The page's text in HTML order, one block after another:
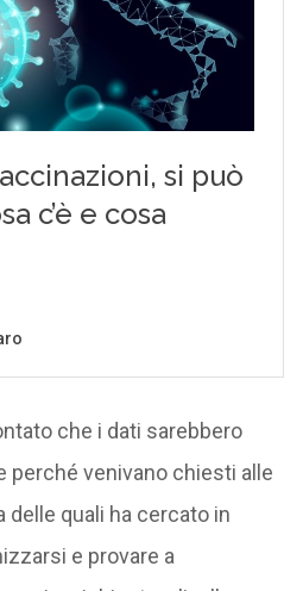
che i dati sarebbero
perché venivano chiesti alle
delle quali ha cercato in
e provare a